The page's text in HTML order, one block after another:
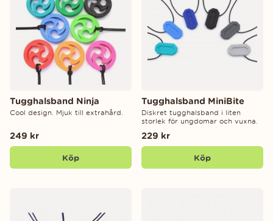
Tugghalsband Ninja
Cool design. Mjuk till extrahård.
249 kr
Köp
Tugghalsband MiniBite
Diskret tugghalsband i liten
storlek för ungdomar och vuxna.
229 kr
Köp